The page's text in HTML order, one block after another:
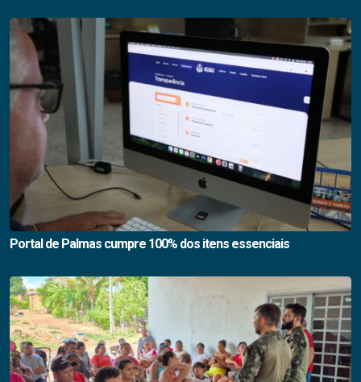
Portal de Palmas cumpre 100% dos itens essenciais